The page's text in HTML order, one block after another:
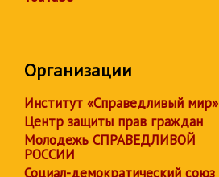
Организации
Институт «Справедливый мир»
Центр защиты прав граждан
Молодежь СПРАВЕДЛИВОЙ
РОССИИ
Социал-демократический союз